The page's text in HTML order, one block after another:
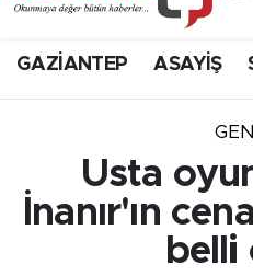
GAZİANTEP ASAYİŞ
Usta
İnanır'ın
belli
Süper Lig Puan
Son Dakika Haberleri
Haber Arşivi